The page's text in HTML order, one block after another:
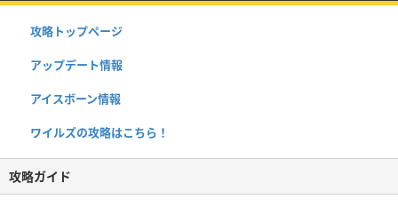
攻略トップページ
アップデート情報
アイスボーン情報
ワイルズの攻略はこちら！
攻略ガイド